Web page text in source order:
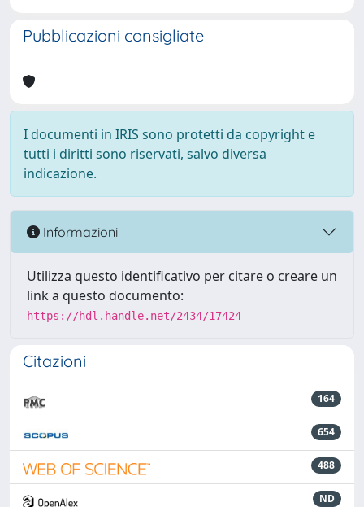
Pubblicazioni consigliate
I documenti in IRIS sono protetti da copyright e
tutti i diritti sono riservati, salvo diversa
indicazione.
Informazioni
Utilizza questo identificativo per citare o creare un
link a questo documento:
https://hdl.handle.net/2434/17424
Citazioni
164
654
488
ND